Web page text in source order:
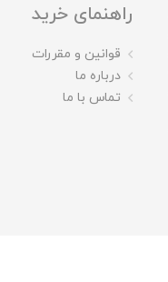
راهنمای خرید
قوانین و مقررات
درباره ما
تماس با ما